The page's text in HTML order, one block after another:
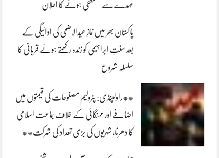
عہدے سے مستعفی ہونے کا اعلان
پاکستان بھر میں نمازِ عیدالاضحی کی ادائیگی کے
بعد سنتِ ابراہیمی کو زندہ رکھتے ہوئے قربانی کا
سلسلہ شروع
**راولپنڈی: پٹرولیم مصنوعات کی قیمتوں میں
اضافے اور مہنگائی کے خلاف جماعت اسلامی
کا دھرنا، شہریوں کی بڑی تعداد کی شرکت**